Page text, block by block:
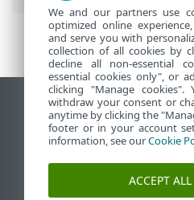
Afficher le site des
End of Life
Base de connaissances
Forum ESET
ESET Status Portal
We and our partners use
optimized online
and serve you with
collection of all cookies by
decline all non-essential
essential cookies only", or
clicking "Manage
withdraw your consent or
anytime by clicking the
footer or in your account
information, see ourCookie
ACCEPT